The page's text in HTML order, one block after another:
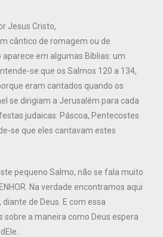
Jesus Cristo,
cântico de romagem ou de
em algumas Bíblias: um
se que os Salmos 120 a 134,
eram cantados quando os
se dirigiam a Jerusalém para cada
judaicas: Páscoa, Pentecostes
se que eles cantavam estes
pequeno Salmo, não se fala muito
Na verdade encontramos aqui
de Deus. E com essa
sobre a maneira como Deus espera